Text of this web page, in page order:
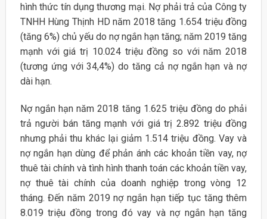
hình thức tín dụng thương mại. Nợ phải trả của Công ty
TNHH Hùng Thịnh HD năm 2018 tăng 1.654 triệu đồng
(tăng 6%) chủ yếu do nợ ngắn hạn tăng; năm 2019 tăng
mạnh với giá trị 10.024 triệu đồng so với năm 2018
(tương ứng với 34,4%) do tăng cả nợ ngắn hạn và nợ
dài hạn.
Nợ ngắn hạn năm 2018 tăng 1.625 triệu đồng do phải
trả người bán tăng mạnh với giá trị 2.892 triệu đồng
nhưng phải thu khác lại giảm 1.514 triệu đồng. Vay và
nợ ngắn hạn dùng để phản ánh các khoản tiền vay, nợ
thuê tài chính và tình hình thanh toán các khoản tiền vay,
nợ thuê tài chính của doanh nghiệp trong vòng 12
tháng. Đến năm 2019 nợ ngắn hạn tiếp tục tăng thêm
8.019 triệu đồng trong đó vay và nợ ngắn hạn tăng